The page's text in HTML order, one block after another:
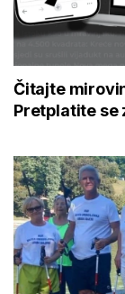
Čitajte
Pretplatite se